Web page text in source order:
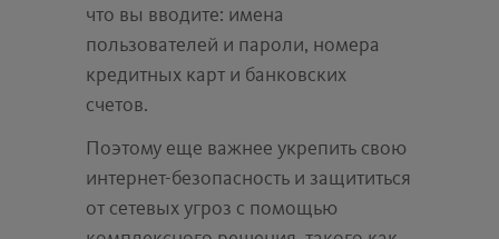
что вы вводите: имена
пользователей и пароли, номера
кредитных карт и банковских
счетов.
Поэтому еще важнее укрепить свою
интернет-безопасность и защититься
от сетевых угроз с помощью